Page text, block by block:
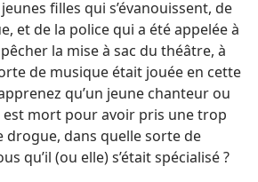
filles qui s’évanouissent, de
et de la police qui a été appelée à
la mise à sac du théâtre, à
de musique était jouée en cette
qu’un jeune chanteur ou
est mort pour avoir pris une trop
drogue, dans quelle sorte de
qu’il (ou elle) s’était spécialisé ?